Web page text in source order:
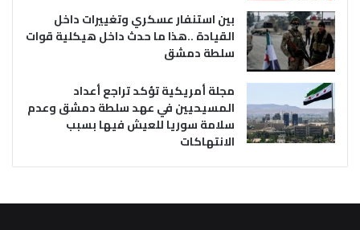
بين استنفار عسكري وتغييرات داخل
القيادة ..هذا ما حدث داخل هيكلية قوات
سلطة دمشق
مجلة أمريكية تؤكد تراجع أعداد
المسيحيين في عهد سلطة دمشق وعدم
سلامة سوريا للعيش فيها بسبب
الانتهاكات